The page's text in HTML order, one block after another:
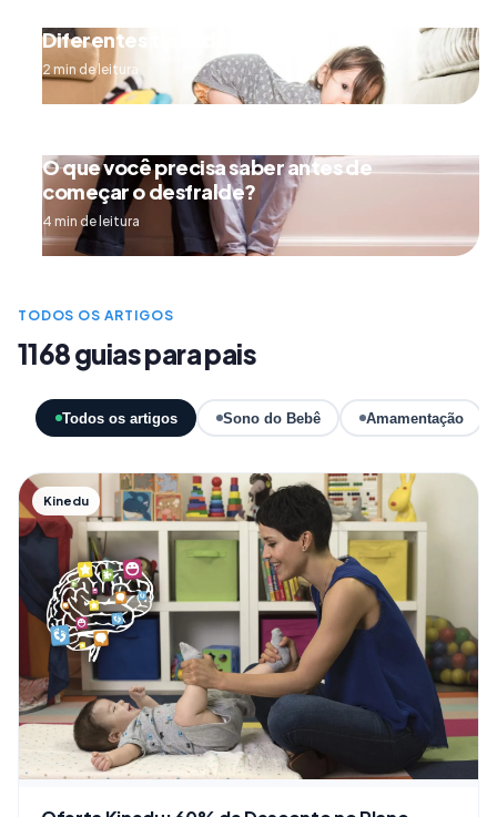
Diferentes tipos de engatinhar
2 min de leitura
O que você precisa saber antes de
começar o desfralde?
4 min de leitura
TODOS OS ARTIGOS
1168 guias para pais
Todos os artigos Sono do Bebê Amamentação
Kinedu